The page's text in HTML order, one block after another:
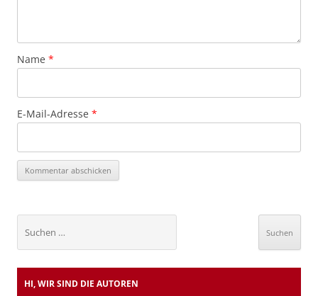
Name *
E-Mail-Adresse *
nach:
HI, WIR SIND DIE AUTOREN